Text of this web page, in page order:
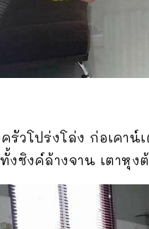
วโปร่งโล่ง ก่อเคาน์
ซิงค์ล้างจาน เตาหุง